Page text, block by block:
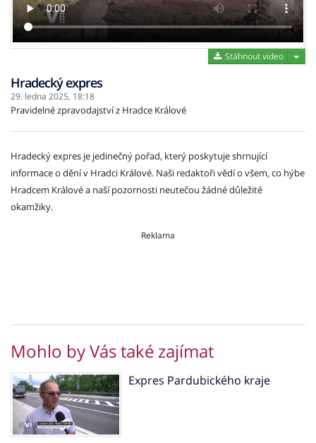
Stáhnout video
Hradecký expres
29. ledna 2025, 18:18
Pravidelné zpravodajství z Hradce Králové
Hradecký expres je jedinečný pořad, který poskytuje shrnující
informace o dění v Hradci Králové. Naši redaktoři vědí o všem, co hýbe
Hradcem Králové a naší pozornosti neutečou žádné důležité
okamžiky.
Reklama
Mohlo by Vás také zajímat
Expres Pardubického kraje